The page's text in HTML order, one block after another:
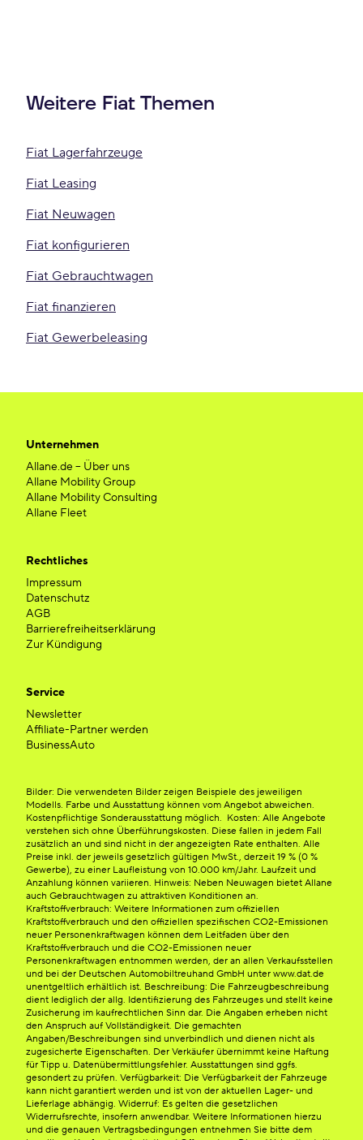
Weitere Fiat Themen
Fiat Lagerfahrzeuge
Fiat Leasing
Fiat Neuwagen
Fiat konfigurieren
Fiat Gebrauchtwagen
Fiat finanzieren
Fiat Gewerbeleasing
Unternehmen
Allane.de – Über uns
Allane Mobility Group
Allane Mobility Consulting
Allane Fleet
Rechtliches
Impressum
Datenschutz
AGB
Barrierefreiheitserklärung
Zur Kündigung
Service
Newsletter
Affiliate-Partner werden
BusinessAuto
Bilder: Die verwendeten Bilder zeigen Beispiele des jeweiligen
Modells. Farbe und Ausstattung können vom Angebot abweichen.
Kostenpflichtige Sonderausstattung möglich. Kosten: Alle Angebote
verstehen sich ohne Überführungskosten. Diese fallen in jedem Fall
zusätzlich an und sind nicht in der angezeigten Rate enthalten. Alle
Preise inkl. der jeweils gesetzlich gültigen MwSt., derzeit 19 % (0 %
Gewerbe), zu einer Laufleistung von 10.000 km/Jahr. Laufzeit und
Anzahlung können variieren. Hinweis: Neben Neuwagen bietet Allane
auch Gebrauchtwagen zu attraktiven Konditionen an.
Kraftstoffverbrauch: Weitere Informationen zum offiziellen
Kraftstoffverbrauch und den offiziellen spezifischen CO2-Emissionen
neuer Personenkraftwagen können dem Leitfaden über den
Kraftstoffverbrauch und die CO2-Emissionen neuer
Personenkraftwagen entnommen werden, der an allen Verkaufsstellen
und bei der Deutschen Automobiltreuhand GmbH unter www.dat.de
unentgeltlich erhältlich ist. Beschreibung: Die Fahrzeugbeschreibung
dient lediglich der allg. Identifizierung des Fahrzeuges und stellt keine
Zusicherung im kaufrechtlichen Sinn dar. Die Angaben erheben nicht
den Anspruch auf Vollständigkeit. Die gemachten
Angaben/Beschreibungen sind unverbindlich und dienen nicht als
zugesicherte Eigenschaften. Der Verkäufer übernimmt keine Haftung
für Tipp u. Datenübermittlungsfehler. Ausstattungen sind ggfs.
gesondert zu prüfen. Verfügbarkeit: Die Verfügbarkeit der Fahrzeuge
kann nicht garantiert werden und ist von der aktuellen Lager- und
Lieferlage abhängig. Widerruf: Es gelten die gesetzlichen
Widerrufsrechte, insofern anwendbar. Weitere Informationen hierzu
und die genauen Vertragsbedingungen entnehmen Sie bitte dem